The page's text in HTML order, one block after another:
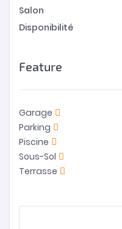
Salon
Disponibilité
Feature
Garage
Parking
Piscine
Sous-Sol
Terrasse